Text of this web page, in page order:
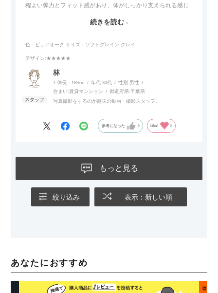
程よい弾力とフィット感があり、体がしっかり支えられる感じ
リラックスタイムによさそうでした。回転タイプなので、個人
す。
続きを読む
色：ピュアオーク サイズ：ソフトグレイン クレイ
デザイン:★★★★★
林
1:伸長：169cm 年代:30代 性別:男性
住まい:賃貸マンション 都道府県:千葉県
写真撮影をするのが趣味の動画・撮影スタッフ。
参考になった 0 Like! 0
もっと見る
絞り込み 表示：新しい順
あなたにおすすめ